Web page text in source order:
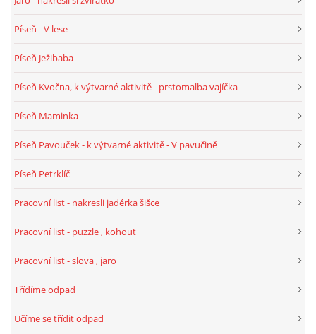
DUŠIČKY
SVATÁ KATEŘINA 25.LISTOPADU
SVATÁ BARBORA 4.12.
MIKULÁŠ, ČERTI
MASOPUST
Píseň - V lese
Píseň Ježibaba
Píseň Kvočna, k výtvarné aktivitě - prstomalba vajíčka
Píseň Maminka
Píseň Pavouček - k výtvarné aktivitě - V pavučině
Píseň Petrklíč
Pracovní list - nakresli jadérka šišce
Pracovní list - puzzle , kohout
Pracovní list - slova , jaro
Třídíme odpad
Učíme se třídit odpad